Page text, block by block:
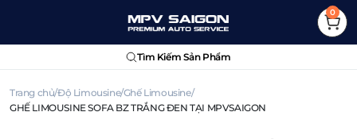
0
Tìm Kiếm Sản Phẩm
Trang chủ Độ Limousine Ghế Limousine
GHẾ LIMOUSINE SOFA BZ TRẮNG ĐEN TẠI MPVSAIGON